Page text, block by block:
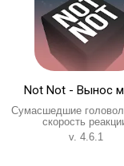
Особенности
Not Not - Вынос
Сумасшедшие
скорость
v. 4.6.1